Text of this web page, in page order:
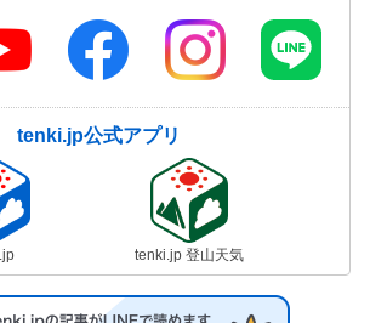
tenki.jp公式アプリ
tenki.jp 登山天気